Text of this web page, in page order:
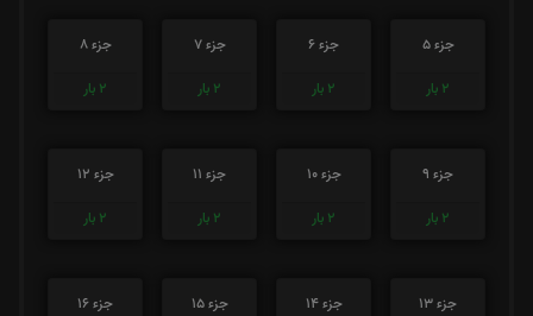
جزء 5
2 بار
جزء 6
2 بار
جزء 7
2 بار
جزء 8
2 بار
جزء 9
2 بار
جزء 10
2 بار
جزء 11
2 بار
جزء 12
2 بار
جزء 13
جزء 14
جزء 15
جزء 16